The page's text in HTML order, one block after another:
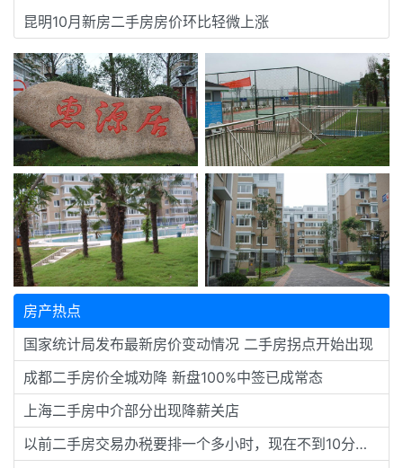
昆明10月新房二手房房价环比轻微上涨
房产热点
国家统计局发布最新房价变动情况 二手房拐点开始出现
成都二手房价全城劝降 新盘100%中签已成常态
上海二手房中介部分出现降薪关店
以前二手房交易办税要排一个多小时，现在不到10分钟就搞定了